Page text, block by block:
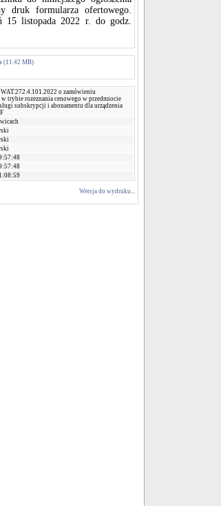
druk formularza ofertowego.
15 listopada 2022 r. do godz.
(11.42 MB)
WAT.272.4.101.2022 o zamówieniu
trybie rozeznania cenowego w przedmiocie
subskrypcji i abonamentu dla urządzenia
Wersja do wydruku...